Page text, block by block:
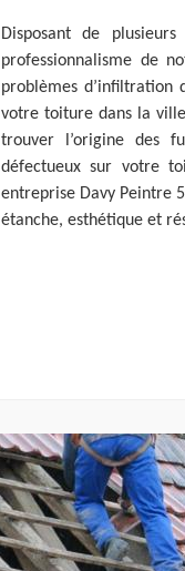
Disposant de
professionnalisme de
problèmes d’infiltration
votre toiture dans la
trouver l’origine des
défectueux sur votre
entreprise Davy Peintre
étanche, esthétique et